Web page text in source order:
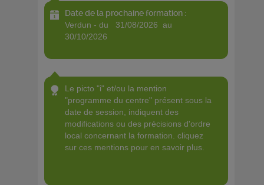
Date de la prochaine formation :
verdun - du 31/08/2026 au
30/10/2026
le picto "i" et/ou la mention
"programme du centre" présent sous la
date de session, indiquent des
modifications ou des précisions d'ordre
local concernant la formation. cliquez
sur ces mentions pour en savoir plus.